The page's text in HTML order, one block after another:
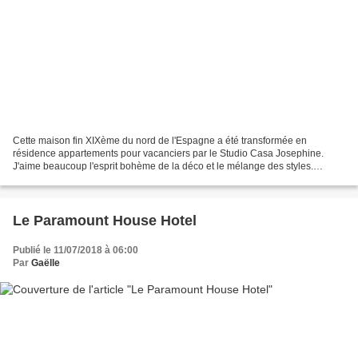
Cette maison fin XIXème du nord de l'Espagne a été transformée en
résidence appartements pour vacanciers par le Studio Casa Josephine.
J'aime beaucoup l'esprit bohème de la déco et le mélange des styles.
Le Paramount House Hotel
Publié le 11/07/2018 à 06:00
Par Gaëlle